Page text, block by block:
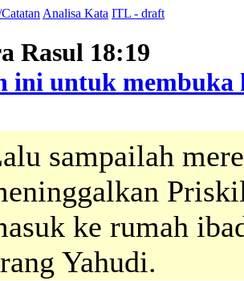
Analisa Kata ITL - draft
Rasul 18:19
sampailah
ke rumah
Yahudi.